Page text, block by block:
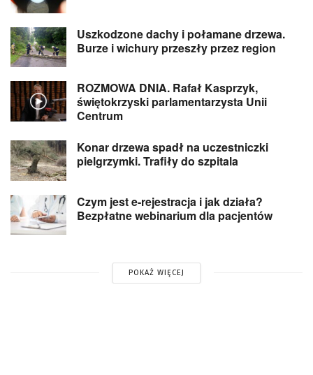
Uszkodzone dachy i połamane drzewa.
Burze i wichury przeszły przez region
ROZMOWA DNIA. Rafał Kasprzyk,
świętokrzyski parlamentarzysta Unii
Centrum
Konar drzewa spadł na uczestniczki
pielgrzymki. Trafiły do szpitala
Czym jest e-rejestracja i jak działa?
Bezpłatne webinarium dla pacjentów
POKAŻ WIĘCEJ